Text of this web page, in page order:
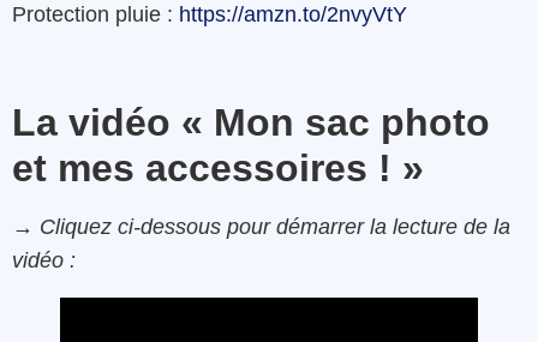
Protection pluie : https://amzn.to/2nvyVtY
La vidéo « Mon sac photo
et mes accessoires ! »
→ Cliquez ci-dessous pour démarrer la lecture de la
vidéo :